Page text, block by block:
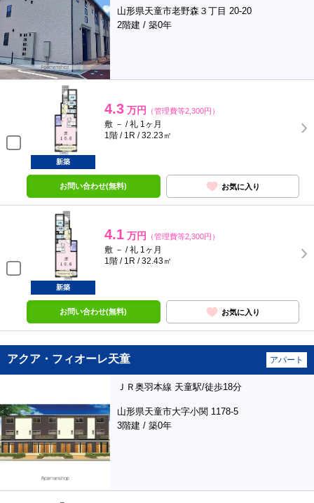
山形県天童市老野森３丁目 20-20
2階建 / 築0年
4.3 万円 （管理費等2,300円）
敷 － / 礼 1ヶ月
1階 / 1R / 32.23㎡
新築
お問い合わせ(無料) お気に入り
4.1 万円 （管理費等2,300円）
敷 － / 礼 1ヶ月
1階 / 1R / 32.43㎡
新築
お問い合わせ(無料) お気に入り
アクア・フィオーレ天童 アパート
ＪＲ奥羽本線 天童駅/徒歩18分
山形県天童市大字小関 1178-5
3階建 / 築0年